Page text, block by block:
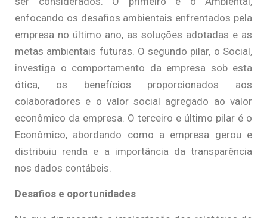
enfocando os desafios ambientais enfrentados pela
empresa no último ano, as soluções adotadas e as
metas ambientais futuras. O segundo pilar, o Social,
investiga o comportamento da empresa sob esta
ótica, os benefícios proporcionados aos
colaboradores e o valor social agregado ao valor
econômico da empresa. O terceiro e último pilar é o
Econômico, abordando como a empresa gerou e
distribuiu renda e a importância da transparência
nos dados contábeis.
Desafios e oportunidades